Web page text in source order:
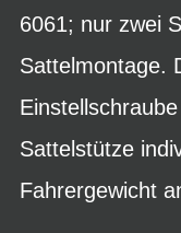
6061; nur zwei
Sattelmontage.
Sattelstütze
Fahrergewicht